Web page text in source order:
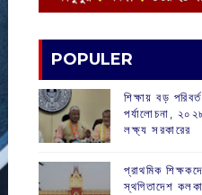
POPULER
শিক্ষায় বড়
পর্যালোচনা,
লক্ষ্য সরকারের
প্রাথমিক
স্থগিতাদেশ